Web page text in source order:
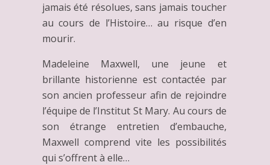
jamais été résolues, sans jamais toucher
au cours de l’Histoire… au risque d’en
mourir.
Madeleine Maxwell, une jeune et
brillante historienne est contactée par
son ancien professeur afin de rejoindre
l’équipe de l’Institut St Mary. Au cours de
son étrange entretien d’embauche,
Maxwell comprend vite les possibilités
qui s’offrent à elle…